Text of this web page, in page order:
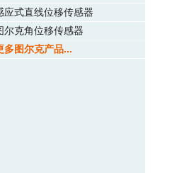
应式直线位移传感器
尔克角位移传感器
多图尔克产品...